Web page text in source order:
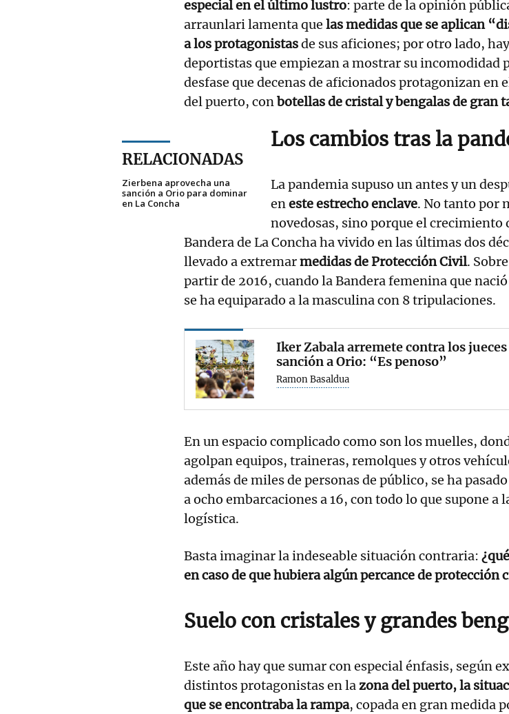
especial en el último lustro: parte de la opinión
arraunlari lamenta que las medidas que se aplican
a los protagonistasde sus aficiones; por otro lado, hay
deportistas que empiezan a mostrar su incomodidad
desfase que decenas de aficionados protagonizan en
del puerto, conbotellas de cristal y bengalas de gran
RELACIONADAS
Zierbena aprovecha una
sanción a Orio para dominar
en La Concha
Los cambios tras la
La pandemia supuso un antes y un
eneste estrecho enclave. No tanto por
novedosas, sino porque el crecimiento
Bandera de La Concha ha vivido en las últimas dos
llevado a extremarmedidas de Protección Civil.
partir de 2016, cuando la Bandera femenina que
se ha equiparado a la masculina con 8 tripulaciones.
Iker Zabala arremete contra los
sanción a Orio: “Es penoso”
Ramon Basaldua
En un espacio complicado como son los muelles,
agolpan equipos, traineras, remolques y otros
además de miles de personas de público, se ha
a ocho embarcaciones a 16, con todo lo que supone a
logística.
Basta imaginar la indeseable situación contraria:
en caso de que hubiera algún percance de protección
Suelo con cristales y grandes
Este año hay que sumar con especial énfasis, según
distintos protagonistas en lazona del puerto, la
que se encontraba la rampa, copada en gran medida